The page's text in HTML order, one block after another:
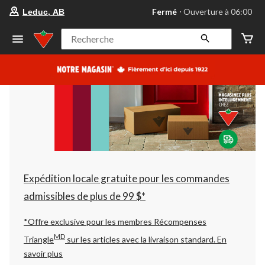
votre
préféré
Leduc,
AB,
courament
Ouverture
à
06:00
cliquer
pour
changer
Leduc, AB Fermé ⋅ Ouverture à 06:00
Recherche
Expédition locale gratuite pour les commandes
admissibles de plus de 99 $*
*Offre exclusive pour les membres Récompenses
TriangleMD sur les articles avec la livraison standard.En
savoir plus